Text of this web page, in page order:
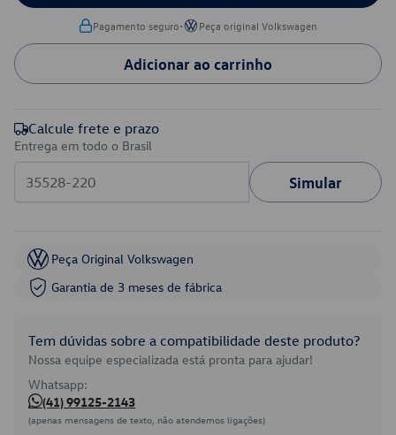
Pagamento seguro• Peça original Volkswagen
Adicionar ao carrinho
Calcule frete e prazo
Entrega em todo o Brasil
Simular
Peça Original Volkswagen
Garantia de 3 meses de fábrica
Tem dúvidas sobre a compatibilidade deste produto?
Nossa equipe especializada está pronta para ajudar!
Whatsapp:
(41) 99125-2143
(apenas mensagens de texto, não atendemos ligações)